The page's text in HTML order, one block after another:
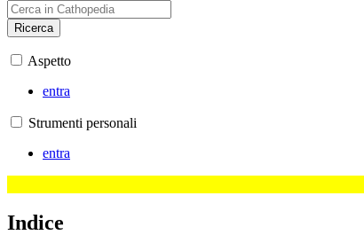
Ricerca
Aspetto
entra
Strumenti personali
entra
Indice